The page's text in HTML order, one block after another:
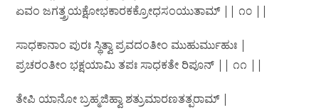
ಏವಂ ಜಗತ್ತ್ರಯಕ್ಷೋಭಕಾರಕಕ್ರೋಧಸಂಯುತಾಮ್ || ೧೦ ||
ಸಾಧಕಾನಾಂ ಪುರಃ ಸ್ಥಿತ್ವಾ ಪ್ರವದಂತೀಂ ಮುಹುರ್ಮುಹುಃ |
ಪ್ರಚರಂತೀಂ ಭಕ್ಷಯಾಮಿ ತಪಃ ಸಾಧಕತೇ ರಿಪೂನ್ || ೧೧ ||
ತೇಪಿ ಯಾನೋ ಬ್ರಹ್ಮಜಿಹ್ವಾ ಶತ್ರುಮಾರಣತತ್ಪರಾಮ್ |